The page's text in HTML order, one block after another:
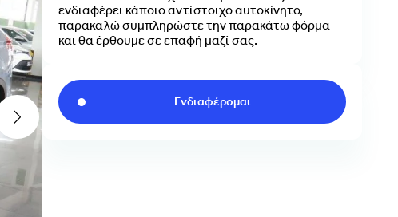
ενδιαφέρει κάποιο αντίστοιχο αυτοκίνητο,
παρακαλώ συμπληρώστε την παρακάτω φόρμα
και θα έρθουμε σε επαφή μαζί σας.
Ενδιαφέρομαι